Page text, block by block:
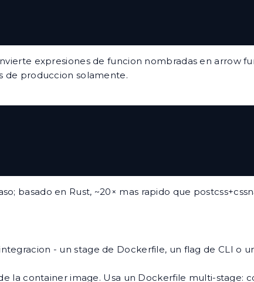
expresiones de funcion nombradas en arrow
de produccion solamente.
basado en Rust, ~20× mas rapido que
- un stage de Dockerfile, un flag de CLI o
la container image. Usa un Dockerfile multi-stage: